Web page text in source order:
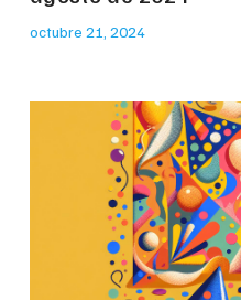
octubre 21, 2024